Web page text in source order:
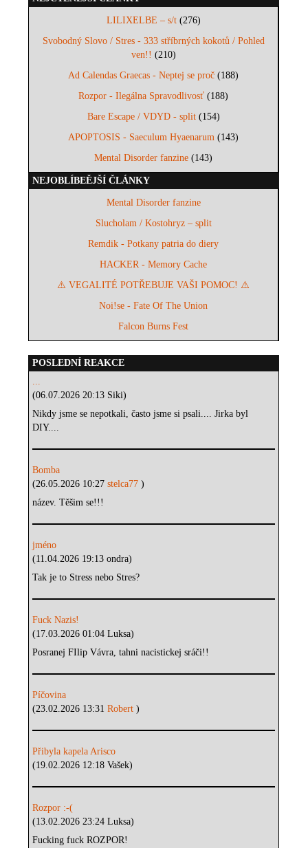
LILIXELBE – s/t(276)
Svobodný Slovo / Stres - 333 stříbrných kokotů / Pohled
ven!! (210)
Ad Calendas Graecas - Neptej se proč (188)
Rozpor - Ilegálna Spravodlivosť (188)
Bare Escape / VDYD - split(154)
APOPTOSIS - Saeculum Hyaenarum (143)
Mental Disorder fanzine (143)
NEJOBLÍBEĚJŠÍ ČLÁNKY
Mental Disorder fanzine
Slucholam / Kostohryz – split
Remdik - Potkany patria do diery
HACKER - Memory Cache
⚠️ VEGALITÉ POTŘEBUJE VAŠI POMOC! ⚠️
Noi!se - Fate Of The Union
Falcon Burns Fest
POSLEDNÍ REAKCE
...
(06.07.2026 20:13 Siki)
Nikdy jsme se nepotkali, často jsme si psali.... Jirka byl
DIY....
Bomba
(26.05.2026 10:27stelca77)
název. Těšim se!!!
jméno
(11.04.2026 19:13 ondra)
Tak je to Stress nebo Stres?
Fuck Nazis!
(17.03.2026 01:04 Luksa)
Posranej FIlip Vávra, tahni nacistickej sráči!!
Píčovina
(23.02.2026 13:31Robert)
Přibyla kapela Arisco
(19.02.2026 12:18 Vašek)
Rozpor :-(
(13.02.2026 23:24 Luksa)
Fucking fuck ROZPOR!